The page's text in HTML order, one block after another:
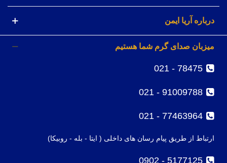
درباره آریا ایمن
میزبان صدای گرم شما هستیم
78475 - 021
91009788 - 021
77463964 - 021
ارتباط از طریق پیام رسان های داخلی ( ایتا - بله - روبیکا)
5177125 - 0902